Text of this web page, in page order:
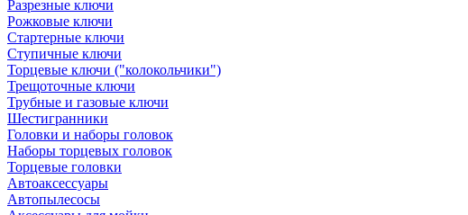
Разрезные ключи
Рожковые ключи
Стартерные ключи
Ступичные ключи
Торцевые ключи ("колокольчики")
Трещоточные ключи
Трубные и газовые ключи
Шестигранники
Головки и наборы головок
Наборы торцевых головок
Торцевые головки
Автоаксессуары
Автопылесосы